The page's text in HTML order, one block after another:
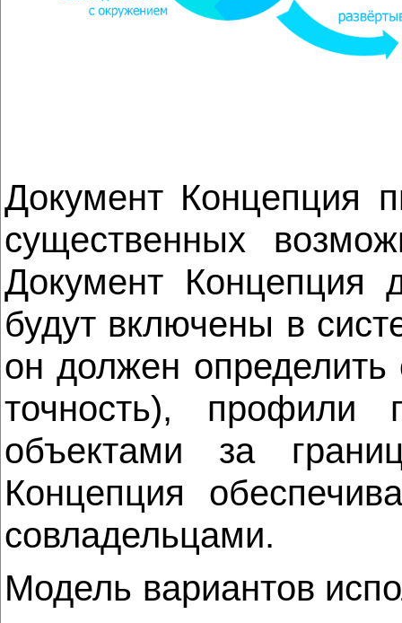
Документ Концепция
существенных
Документ Концепция
будут включены в
он должен
точность), профили
объектами за
Концепция
совладельцами.
Модель вариантов